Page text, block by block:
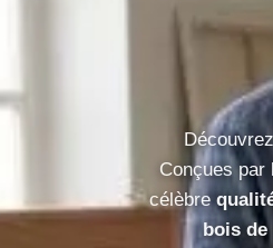
Conçues par
célèbre
bois de